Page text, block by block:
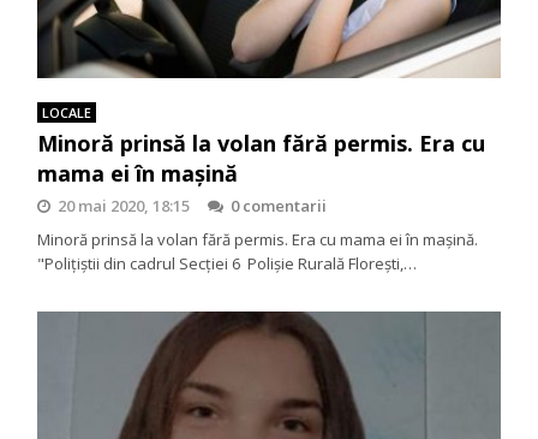
LOCALE
Minoră prinsă la volan fără permis. Era cu
mama ei în maşină
20 mai 2020, 18:15
0 comentarii
Minoră prinsă la volan fără permis. Era cu mama ei în maşină.
"Polițiștii din cadrul Secţiei 6 Polişie Rurală Floreşti,…